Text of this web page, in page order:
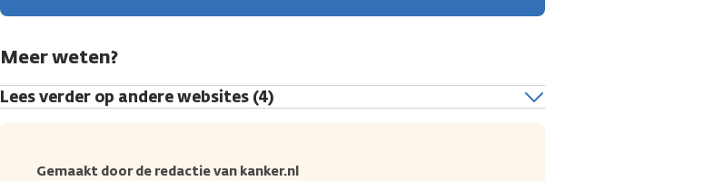
Meer weten?
Lees verder op andere websites (4)
Gemaakt door de redactie van kanker.nl